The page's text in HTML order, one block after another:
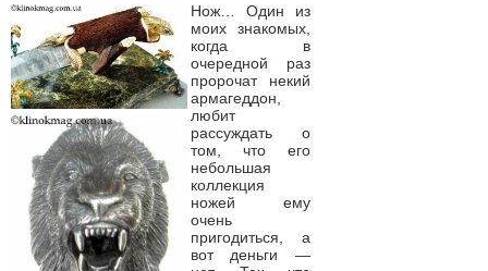
Нож… Один из
моих знакомых,
когда в
очередной раз
пророчат некий
армагеддон,
любит
рассуждать о
том, что его
небольшая
коллекция
ножей ему
очень
пригодиться, а
вот деньги —